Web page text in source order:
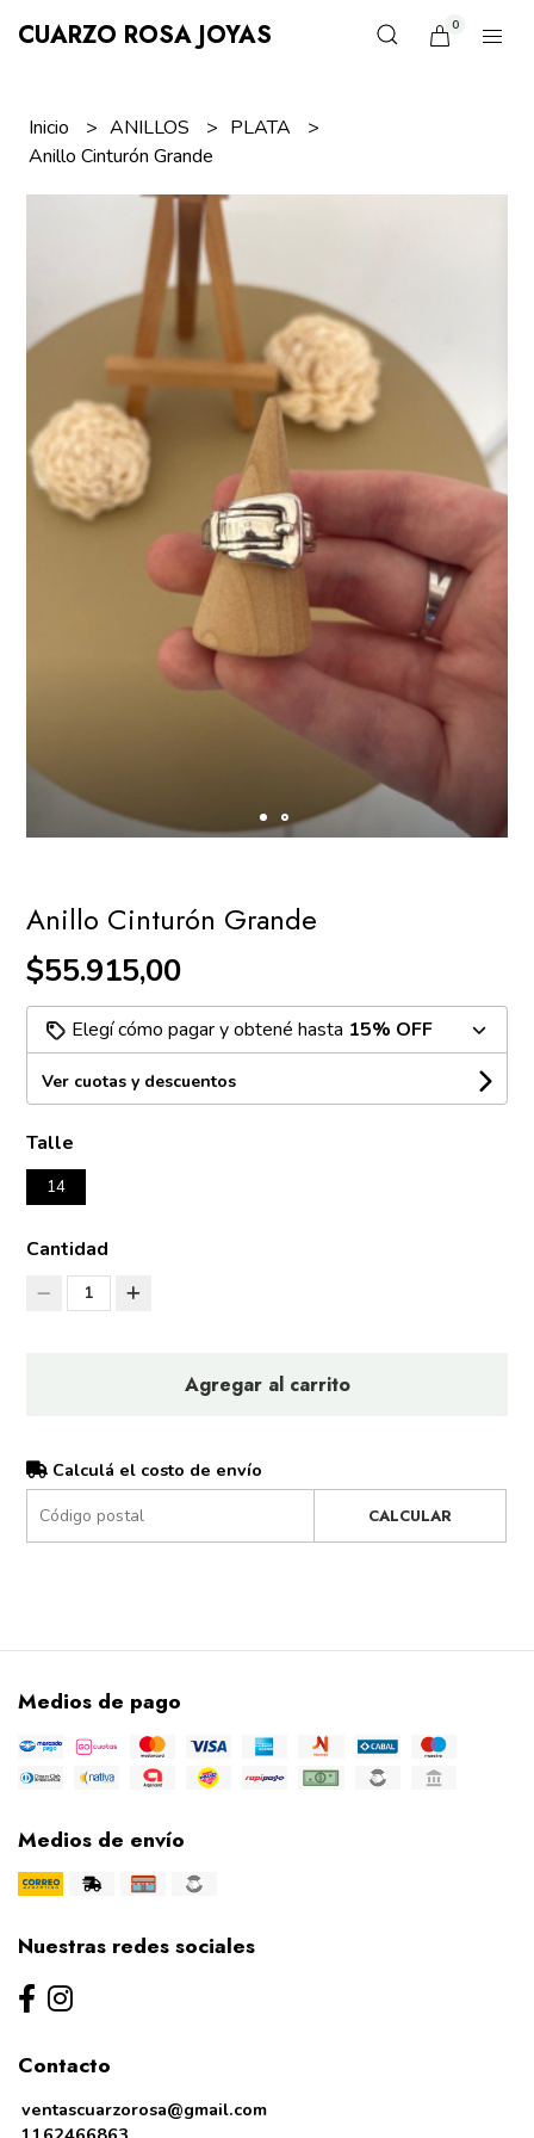
CUARZO ROSA JOYAS 0
Inicio ANILLOS
PLATA
Anillo Cinturón Grande
Anillo Cinturón Grande
$55.915,00
Elegí cómo pagar y obtené hasta 15% OFF
Ver cuotas y descuentos
Talle
14
Cantidad
1
Agregar al carrito
Calculá el costo de envío
CALCULAR
Medios de pago
Medios de envío
Nuestras redes sociales
Contacto
ventascuarzorosa@gmail.com